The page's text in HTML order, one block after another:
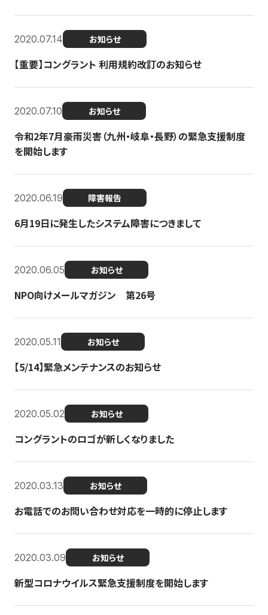
2020.07.14 お知らせ
【重要】コングラント 利用規約改訂のお知らせ
2020.07.10 お知らせ
令和2年7月豪雨災害（九州・岐阜・長野）の緊急支援制度
を開始します
2020.06.19 障害報告
6月19日に発生したシステム障害につきまして
2020.06.05 お知らせ
NPO向けメールマガジン 第26号
2020.05.11 お知らせ
【5/14】緊急メンテナンスのお知らせ
2020.05.02 お知らせ
コングラントのロゴが新しくなりました
2020.03.13 お知らせ
お電話でのお問い合わせ対応を一時的に停止します
2020.03.09 お知らせ
新型コロナウイルス緊急支援制度を開始します